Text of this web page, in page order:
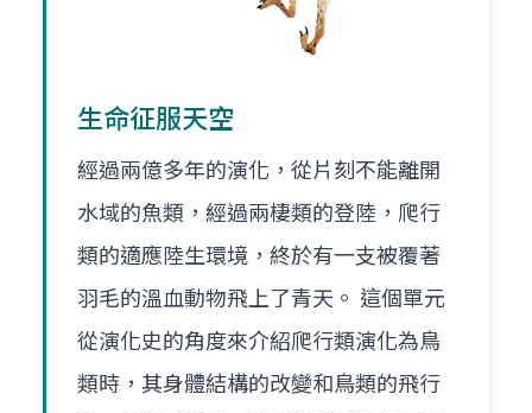
生命征服天空
經過兩億多年的演化，從片刻不能離開
水域的魚類，經過兩棲類的登陸，爬行
類的適應陸生環境，終於有一支被覆著
羽毛的溫血動物飛上了青天。 這個單元
從演化史的角度來介紹爬行類演化為鳥
類時，其身體結構的改變和鳥類的飛行